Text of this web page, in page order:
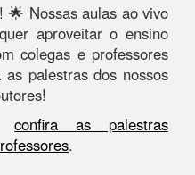
Nossas aulas ao vivo
aproveitar o ensino
colegas e professores
palestras dos nossos
confira as palestras
.